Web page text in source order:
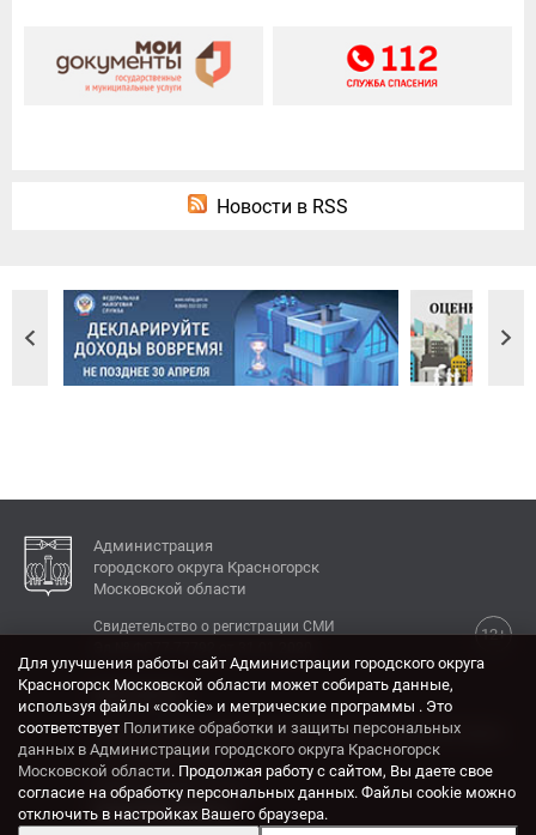
Новости в RSS
Администрация
городского округа Красногорск
Московской области
12+
Свидетельство о регистрации СМИ
КОНТАКТЫ
Адрес: 143404, Московская область, г. Красногорск,
ул. Ленина, дом 4.
Электронная почта:
krasrn@mosreg.ru
Для улучшения работы сайт Администрации городского округа
Красногорск Московской области может собирать данные,
используя файлы «cookie» и метрические программы . Это
соответствует Политике обработки и защиты персональных
данных в Администрации городского округа Красногорск
Московской области. Продолжая работу с сайтом, Вы даете свое
согласие на обработку персональных данных. Файлы cookie можно
отключить в настройках Вашего браузера.